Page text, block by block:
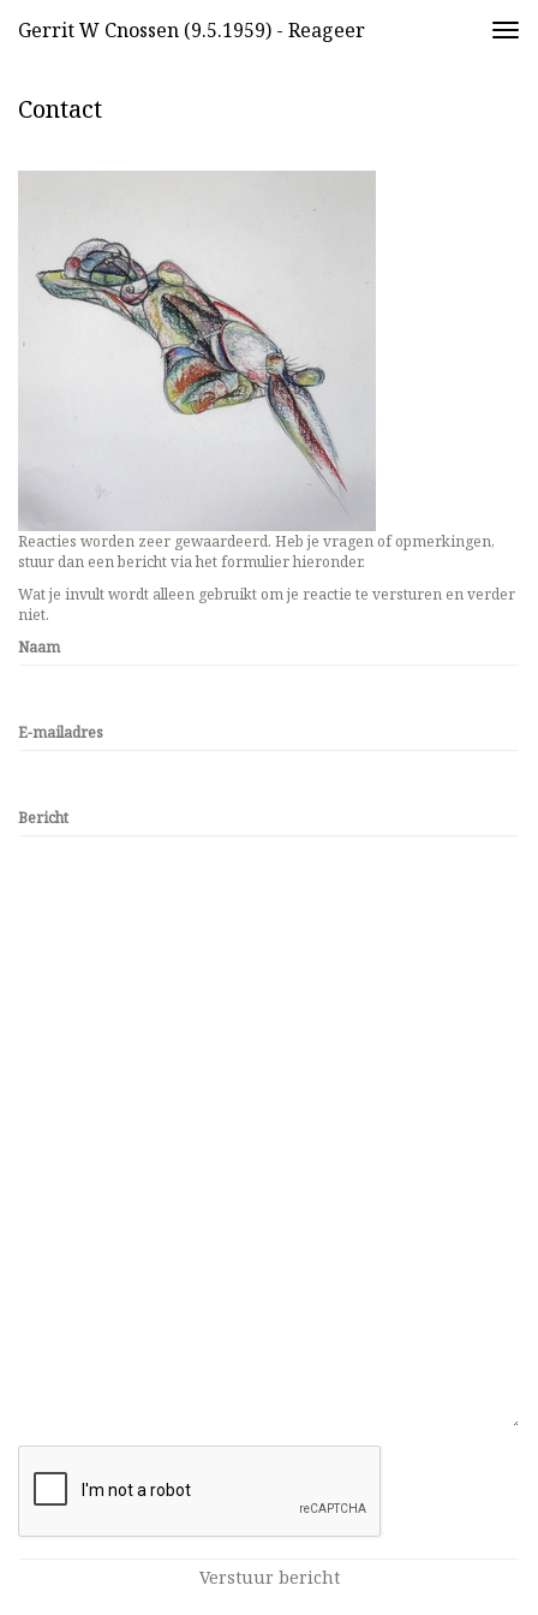
Gerrit W Cnossen (9.5.1959) - Reageer
Contact
Reacties worden zeer gewaardeerd. Heb je vragen of opmerkingen,
stuur dan een bericht via het formulier hieronder.
Wat je invult wordt alleen gebruikt om je reactie te versturen en verder
niet.
Naam
E-mailadres
Bericht